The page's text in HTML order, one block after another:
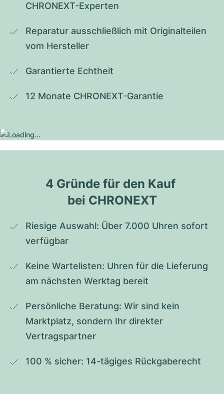
CHRONEXT-Experten
Reparatur ausschließlich mit Originalteilen
vom Hersteller
Garantierte Echtheit
12 Monate CHRONEXT-Garantie
4 Gründe für den Kauf
bei CHRONEXT
Riesige Auswahl: Über 7.000 Uhren sofort
verfügbar
Keine Wartelisten: Uhren für die Lieferung
am nächsten Werktag bereit
Persönliche Beratung: Wir sind kein
Marktplatz, sondern Ihr direkter
Vertragspartner
100 % sicher: 14-tägiges Rückgaberecht